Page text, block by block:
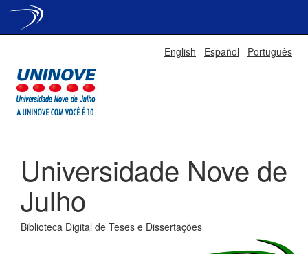
English Español Português
Universidade Nove de
Julho
Biblioteca Digital de Teses e Dissertações